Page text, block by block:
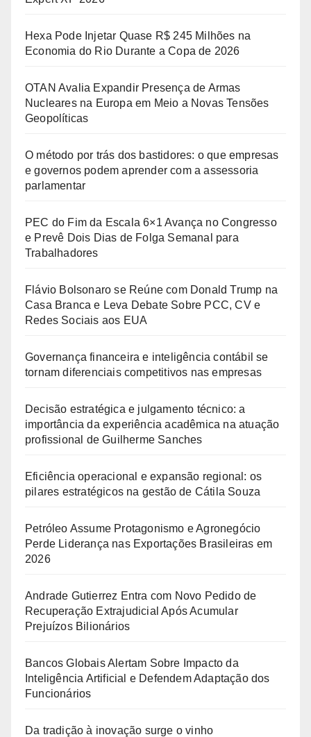
Hexa Pode Injetar Quase R$ 245 Milhões na
Economia do Rio Durante a Copa de 2026
OTAN Avalia Expandir Presença de Armas
Nucleares na Europa em Meio a Novas Tensões
Geopolíticas
O método por trás dos bastidores: o que empresas
e governos podem aprender com a assessoria
parlamentar
PEC do Fim da Escala 6×1 Avança no Congresso
e Prevê Dois Dias de Folga Semanal para
Trabalhadores
Flávio Bolsonaro se Reúne com Donald Trump na
Casa Branca e Leva Debate Sobre PCC, CV e
Redes Sociais aos EUA
Governança financeira e inteligência contábil se
tornam diferenciais competitivos nas empresas
Decisão estratégica e julgamento técnico: a
importância da experiência acadêmica na atuação
profissional de Guilherme Sanches
Eficiência operacional e expansão regional: os
pilares estratégicos na gestão de Cátila Souza
Petróleo Assume Protagonismo e Agronegócio
Perde Liderança nas Exportações Brasileiras em
2026
Andrade Gutierrez Entra com Novo Pedido de
Recuperação Extrajudicial Após Acumular
Prejuízos Bilionários
Bancos Globais Alertam Sobre Impacto da
Inteligência Artificial e Defendem Adaptação dos
Funcionários
Da tradição à inovação surge o vinho